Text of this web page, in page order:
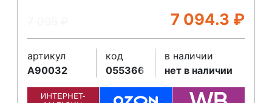
7 094.3 ₽
артикул
A90032
код
055366
в наличии
нет в наличии